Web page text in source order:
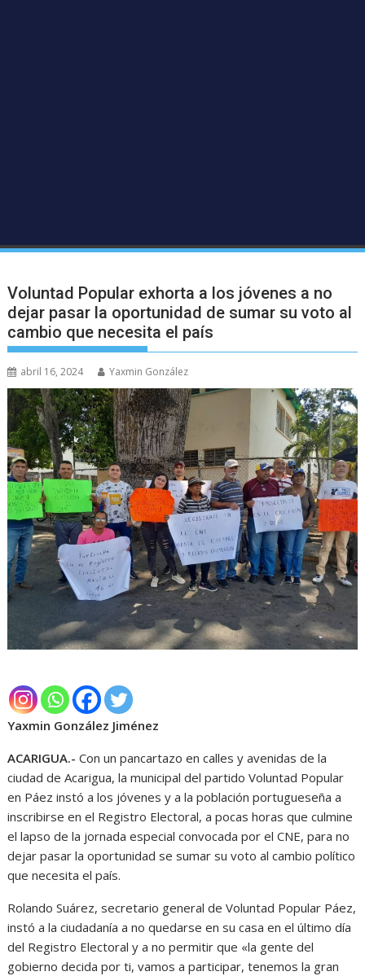
Voluntad Popular exhorta a los jóvenes a no
dejar pasar la oportunidad de sumar su voto al
cambio que necesita el país
abril 16, 2024 Yaxmin González
Yaxmin González Jiménez
ACARIGUA.- Con un pancartazo en calles y avenidas de la
ciudad de Acarigua, la municipal del partido Voluntad Popular
en Páez instó a los jóvenes y a la población portugueseña a
inscribirse en el Registro Electoral, a pocas horas que culmine
el lapso de la jornada especial convocada por el CNE, para no
dejar pasar la oportunidad se sumar su voto al cambio político
que necesita el país.
Rolando Suárez, secretario general de Voluntad Popular Páez,
instó a la ciudadanía a no quedarse en su casa en el último día
del Registro Electoral y a no permitir que «la gente del
gobierno decida por ti, vamos a participar, tenemos la gran